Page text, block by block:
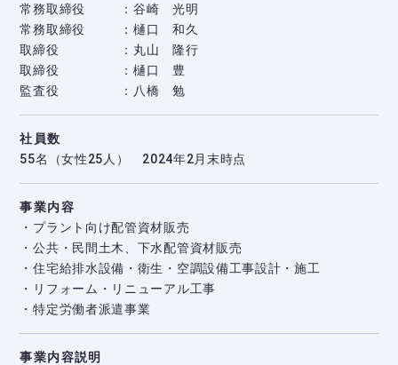
常務取締役
谷崎 光明
常務取締役
樋口 和久
取締役
丸山 隆行
取締役
樋口 豊
監査役
八橋 勉
社員数
55名（女性25人） 2024年2月末時点
事業内容
・プラント向け配管資材販売
・公共・民間土木、下水配管資材販売
・住宅給排水設備・衛生・空調設備工事設計・施工
・リフォーム・リニューアル工事
・特定労働者派遣事業
事業内容説明